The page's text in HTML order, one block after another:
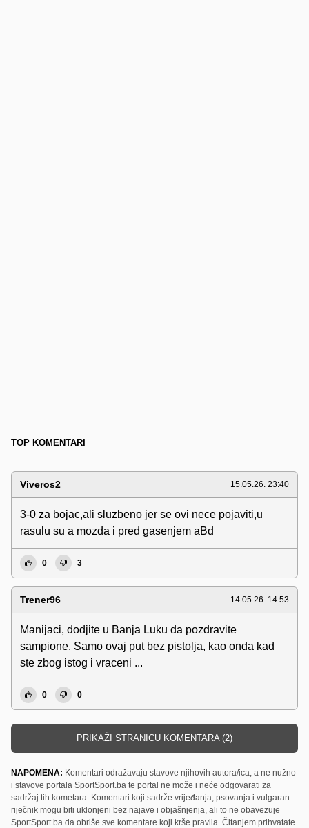
TOP KOMENTARI
Viveros2 15.05.26. 23:40
3-0 za bojac,ali sluzbeno jer se ovi nece pojaviti,u
rasulu su a mozda i pred gasenjem aBd
0 3
Trener96 14.05.26. 14:53
Manijaci, dodjite u Banja Luku da pozdravite
sampione. Samo ovaj put bez pistolja, kao onda kad
ste zbog istog i vraceni ...
0 0
PRIKAŽI STRANICU KOMENTARA (2)
NAPOMENA: Komentari odražavaju stavove njihovih autora/ica, a ne nužno
i stavove portala SportSport.ba te portal ne može i neće odgovarati za
sadržaj tih kometara. Komentari koji sadrže vrijeđanja, psovanja i vulgaran
riječnik mogu biti uklonjeni bez najave i objašnjenja, ali to ne obavezuje
SportSport.ba da obriše sve komentare koji krše pravila. Čitanjem prihvatate